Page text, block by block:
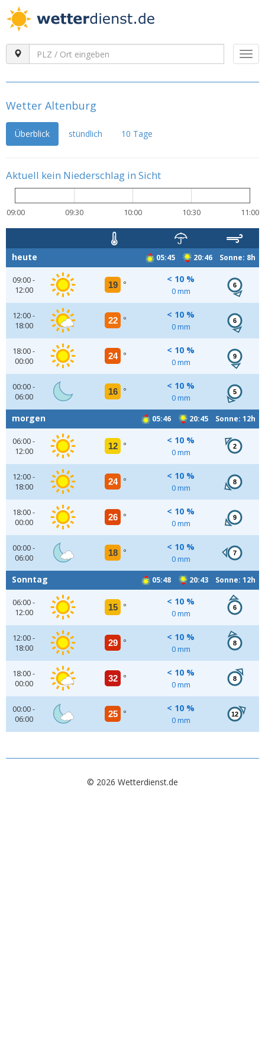
Wetter Altenburg
Überblick stündlich 10 Tage
Aktuell kein Niederschlag in Sicht
09:00 09:30 10:00 10:30 11:00
05:45 20:46 Sonne: 8h
heute
09:00 -
12:00
19 °
< 10 %
0 mm
6
12:00 -
18:00
22 °
< 10 %
0 mm
6
18:00 -
00:00
24 °
< 10 %
0 mm
9
00:00 -
06:00
16 °
< 10 %
0 mm
5
05:46 20:45 Sonne: 12h
morgen
06:00 -
12:00
12 °
< 10 %
0 mm
2
12:00 -
18:00
24 °
< 10 %
0 mm
8
18:00 -
00:00
26 °
< 10 %
0 mm
9
00:00 -
06:00
18 °
< 10 %
0 mm
7
05:48 20:43 Sonne: 12h
Sonntag
06:00 -
12:00
15 °
< 10 %
0 mm
6
12:00 -
18:00
29 °
< 10 %
0 mm
8
18:00 -
00:00
32 °
< 10 %
0 mm
8
00:00 -
06:00
25 °
< 10 %
0 mm
12
© 2026 Wetterdienst.de